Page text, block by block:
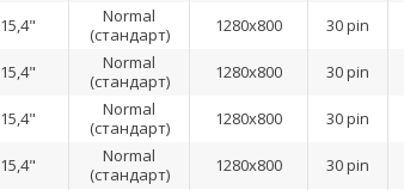
15,4"
Normal
(стандарт)
1280x800 30 pin
15,4"
Normal
(стандарт)
1280x800 30 pin
15,4"
Normal
(стандарт)
1280x800 30 pin
15,4"
Normal
(стандарт)
1280x800 30 pin